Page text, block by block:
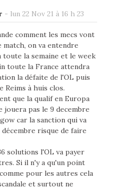
- lun 22 Nov 21 à 16 h 23
comment les mecs vont
on va entendre
toute la semaine et le week
toute la France attendra
la défaite de l'OL puis
Reims à huis clos.
que la qualif en Europa
jouera pas le 9 decembre
car la sanction qui va
risque de faire
solutions l'OL va payer
Si il n'y a qu'un point
pour les autres cela
et surtout ne